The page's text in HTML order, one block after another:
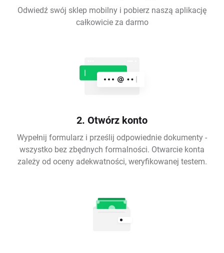
Odwiedź swój sklep mobilny i pobierz naszą aplikację
całkowicie za darmo
2. Otwórz konto
Wypełnij formularz i prześlij odpowiednie dokumenty -
wszystko bez zbędnych formalności. Otwarcie konta
zależy od oceny adekwatności, weryfikowanej testem.